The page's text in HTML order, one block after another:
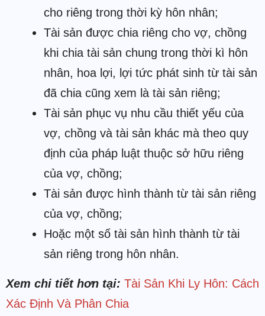
cho riêng trong thời kỳ hôn nhân;
Tài sản được chia riêng cho vợ, chồng
khi chia tài sản chung trong thời kì hôn
nhân, hoa lợi, lợi tức phát sinh từ tài sản
đã chia cũng xem là tài sản riêng;
Tài sản phục vụ nhu cầu thiết yếu của
vợ, chồng và tài sản khác mà theo quy
định của pháp luật thuộc sở hữu riêng
của vợ, chồng;
Tài sản được hình thành từ tài sản riêng
của vợ, chồng;
Hoặc một số tài sản hình thành từ tài
sản riêng trong hôn nhân.
Xem chi tiết hơn tại: Tài Sản Khi Ly Hôn: Cách
Xác Định Và Phân Chia